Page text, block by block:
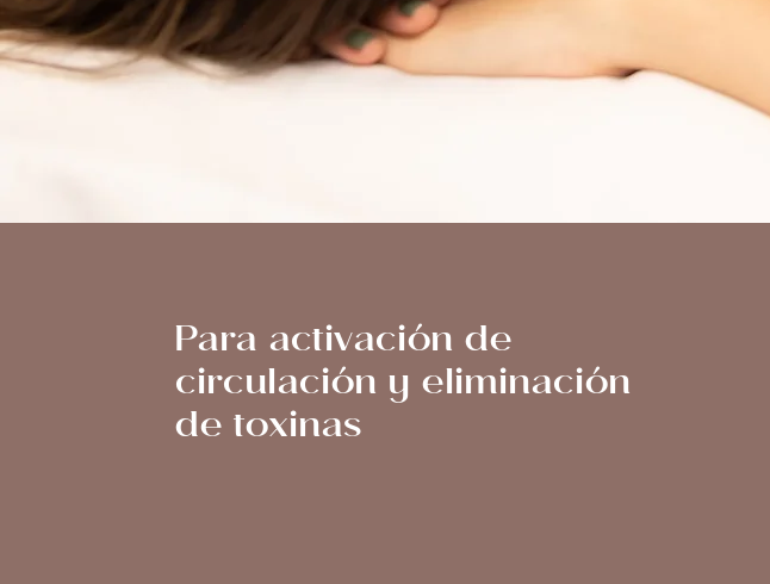
Para activación de
circulación y eliminación
de toxinas